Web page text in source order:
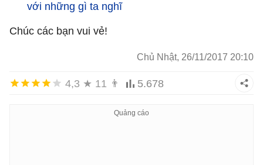
với những gì ta nghĩ
Chúc các bạn vui vẻ!
Chủ Nhật, 26/11/2017 20:10
4,3 ★ 11 👨 5.678